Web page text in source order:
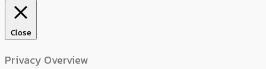
Close
Privacy Overview